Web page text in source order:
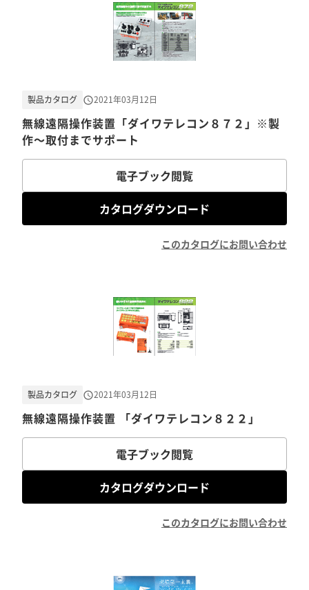
無線遠隔操作装置「ダイワテレコン８７２」※製
作～取付までサポート
製品カタログ 2021年03月12日
電子ブック閲覧
カタログダウンロード
このカタログにお問い合わせ
無線遠隔操作装置 「ダイワテレコン８２２」
製品カタログ 2021年03月12日
電子ブック閲覧
カタログダウンロード
このカタログにお問い合わせ